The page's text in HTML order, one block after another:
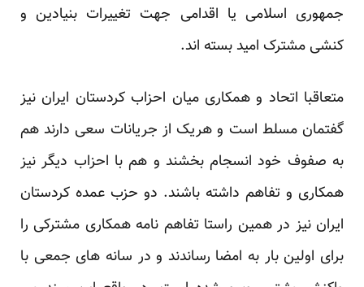
جمهوری اسلامی یا اقدامی جهت تغییرات بنیادین و
کنشی مشترک امید بسته اند.
متعاقبا اتحاد و همکاری میان احزاب کردستان ایران نیز
گفتمان مسلط است و هریک از جریانات سعی دارند هم
به صفوف خود انسجام بخشند و هم با احزاب دیگر نیز
همکاری و تفاهم داشته باشند. دو حزب عمده کردستان
ایران نیز در همین راستا تفاهم نامه همکاری مشترکی را
برای اولین بار به امضا رساندند و در سانه های جمعی با